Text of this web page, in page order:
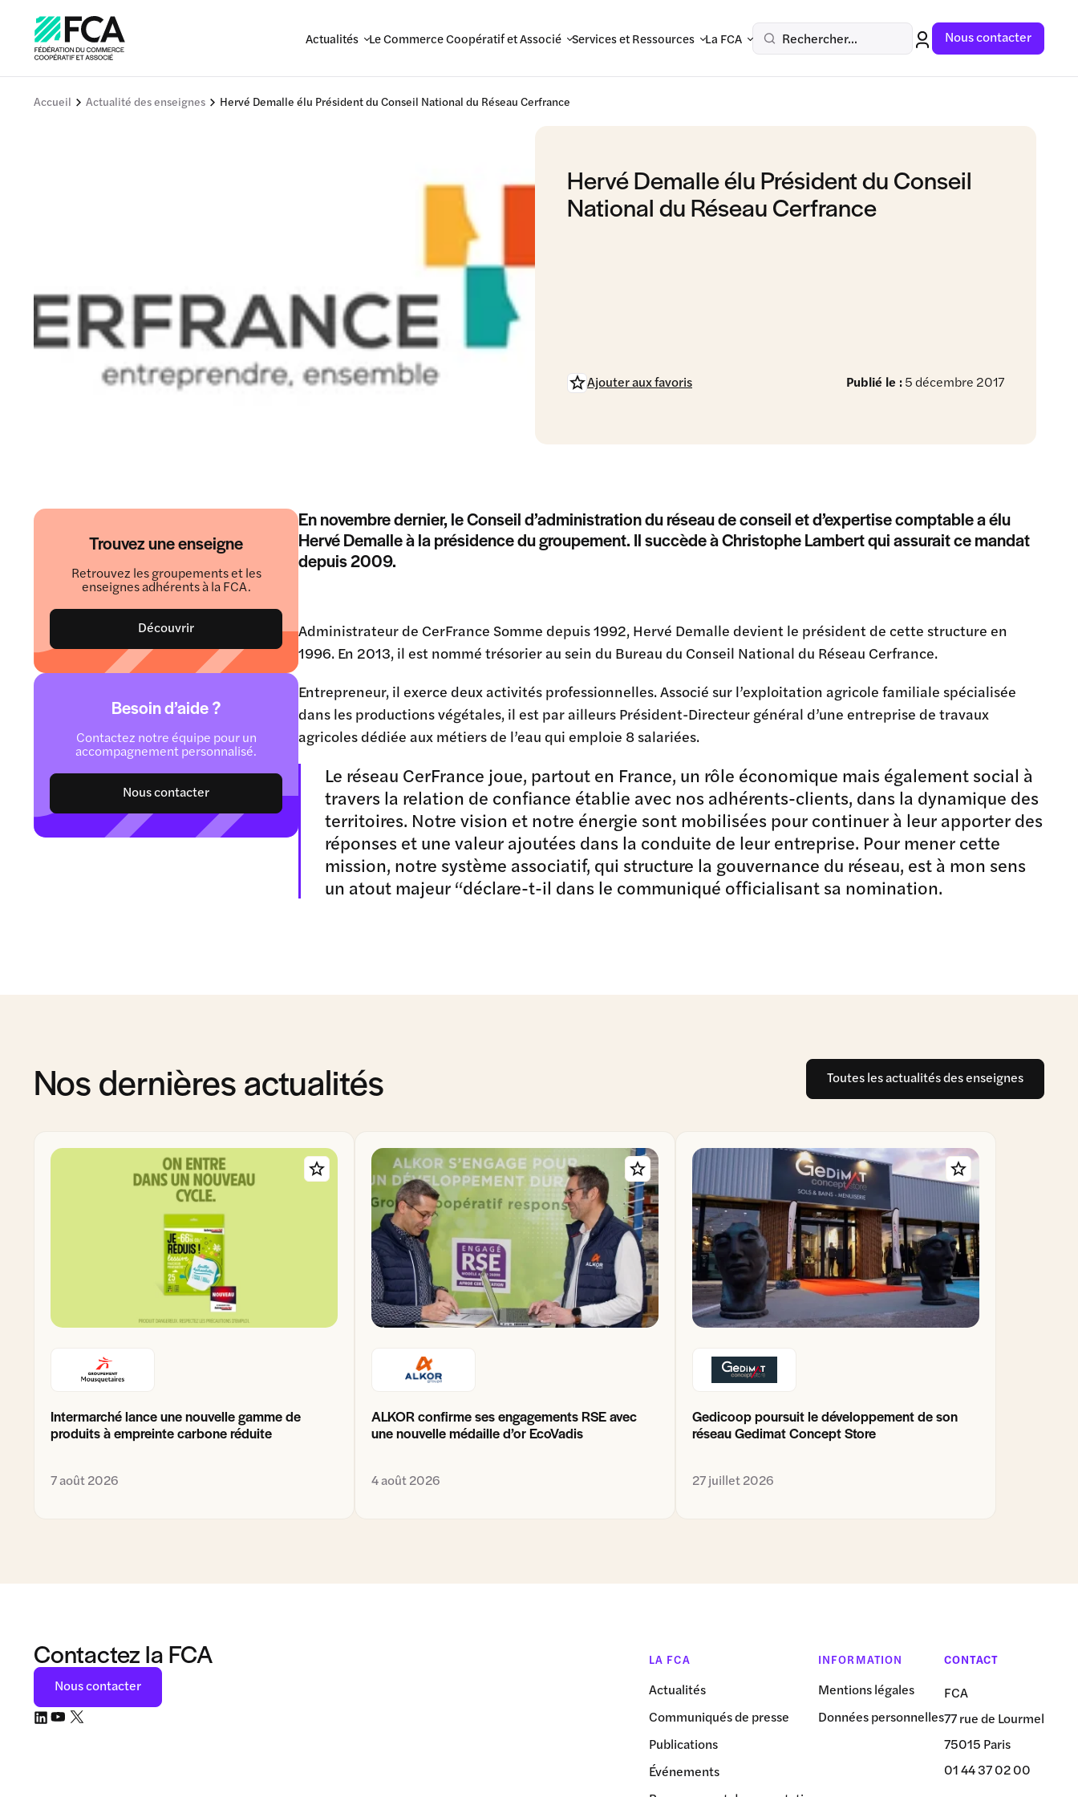
Actualités Le Commerce Coopératif et Associé Services et Ressources La FCA Rechercher... Nous contacter
Accueil Actualité des enseignes Hervé Demalle élu Président du Conseil National du Réseau Cerfrance
Hervé Demalle élu Président du Conseil
National du Réseau Cerfrance
Publié le :5 décembre 2017
Ajouter aux favoris
Trouvez une enseigne
Retrouvez les groupements et les
enseignes adhérents à la FCA.
Découvrir
Besoin d’aide ?
Contactez notre équipe pour un
accompagnement personnalisé.
Nous contacter
En novembre dernier, le Conseil d’administration du réseau de conseil et d’expertise comptable a élu
Hervé Demalle à la présidence du groupement. Il succède à Christophe Lambert qui assurait ce mandat
depuis 2009.
Administrateur de CerFrance Somme depuis 1992, Hervé Demalle devient le président de cette structure en
1996. En 2013, il est nommé trésorier au sein du Bureau du Conseil National du Réseau Cerfrance.
Entrepreneur, il exerce deux activités professionnelles. Associé sur l’exploitation agricole familiale spécialisée
dans les productions végétales, il est par ailleurs Président-Directeur général d’une entreprise de travaux
agricoles dédiée aux métiers de l’eau qui emploie 8 salariées.
Le réseau CerFrance joue, partout en France, un rôle économique mais également social à
travers la relation de confiance établie avec nos adhérents-clients, dans la dynamique des
territoires. Notre vision et notre énergie sont mobilisées pour continuer à leur apporter des
réponses et une valeur ajoutées dans la conduite de leur entreprise. Pour mener cette
mission, notre système associatif, qui structure la gouvernance du réseau, est à mon sens
un atout majeur “déclare-t-il dans le communiqué officialisant sa nomination.
Nos dernières actualités Toutes les actualités des enseignes
Intermarché lance une nouvelle gamme de
produits à empreinte carbone réduite
7 août 2026
ALKOR confirme ses engagements RSE avec
une nouvelle médaille d’or EcoVadis
4 août 2026
Gedicoop poursuit le développement de son
réseau Gedimat Concept Store
27 juillet 2026
Contactez la FCA
Nous contacter
LA FCA
Actualités
Communiqués de presse
Publications
Événements
INFORMATION
Mentions légales
Données personnelles
CONTACT
FCA
77 rue de Lourmel
75015 Paris
01 44 37 02 00